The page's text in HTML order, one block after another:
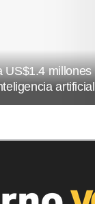
US$1.4